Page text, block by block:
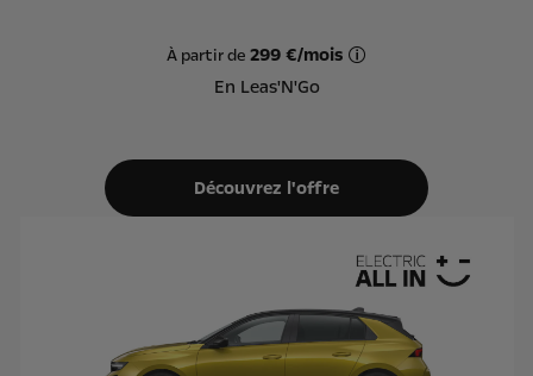
À partir de 299 €/mois
En Leas'N'Go
Découvrez l'offre